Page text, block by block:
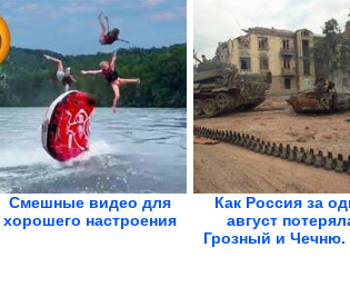
Смешные видео для
хорошего настроения
Как Россия за
август
Грозный и Чечню.